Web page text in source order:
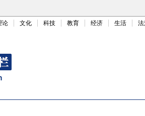
论 文化 科技 教育 经济 生活